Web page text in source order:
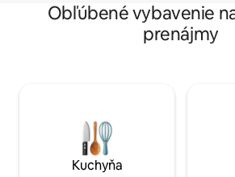
Obľúbené vybavenie
prenájmy
Kuchyňa